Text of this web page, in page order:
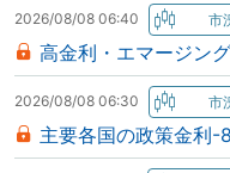
2026/08/08 06:40
高金利・エマージン
2026/08/08 06:30
主要各国の政策金利-